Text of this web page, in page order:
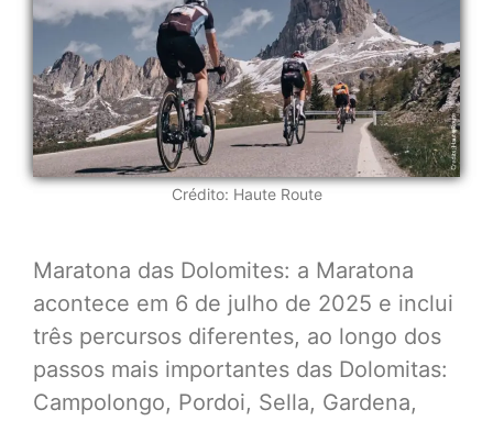
Crédito: Haute Route
Maratona das Dolomites: a Maratona
acontece em 6 de julho de 2025 e inclui
três percursos diferentes, ao longo dos
passos mais importantes das Dolomitas:
Campolongo, Pordoi, Sella, Gardena,